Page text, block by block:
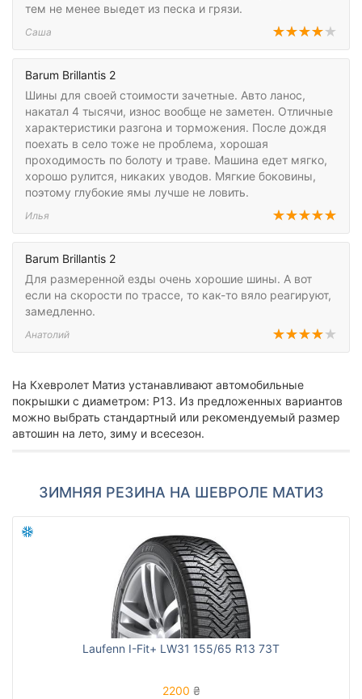
тем не менее выедет из песка и грязи.
Саша
Barum Brillantis 2
Шины для своей стоимости зачетные. Авто ланос,
накатал 4 тысячи, износ вообще не заметен. Отличные
характеристики разгона и торможения. После дождя
поехать в село тоже не проблема, хорошая
проходимость по болоту и траве. Машина едет мягко,
хорошо рулится, никаких уводов. Мягкие боковины,
поэтому глубокие ямы лучше не ловить.
Илья
Barum Brillantis 2
Для размеренной езды очень хорошие шины. А вот
если на скорости по трассе, то как-то вяло реагируют,
замедленно.
Анатолий
На Кхевролет Матиз устанавливают автомобильные
покрышки с диаметром: Р13. Из предложенных вариантов
можно выбрать стандартный или рекомендуемый размер
автошин на лето, зиму и всесезон.
ЗИМНЯЯ РЕЗИНА НА ШЕВРОЛЕ МАТИЗ
Laufenn I-Fit+ LW31 155/65 R13 73T
2200 ₴